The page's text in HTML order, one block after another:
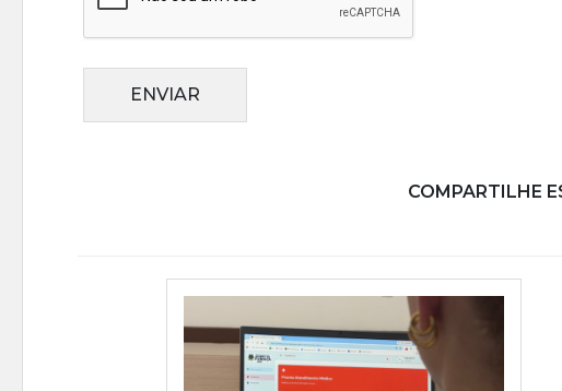
ENVIAR
COMPARTILHE